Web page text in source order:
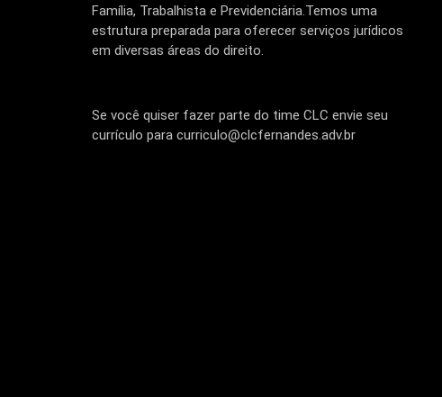
Família, Trabalhista e Previdenciária.Temos uma
estrutura preparada para oferecer serviços jurídicos
em diversas áreas do direito.
Se você quiser fazer parte do time CLC envie seu
currículo para curriculo@clcfernandes.adv.br